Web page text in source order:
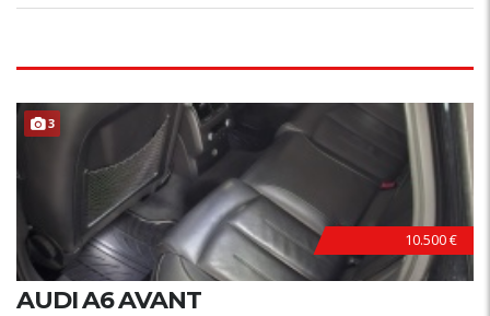
3
10.500 €
AUDI A6 AVANT